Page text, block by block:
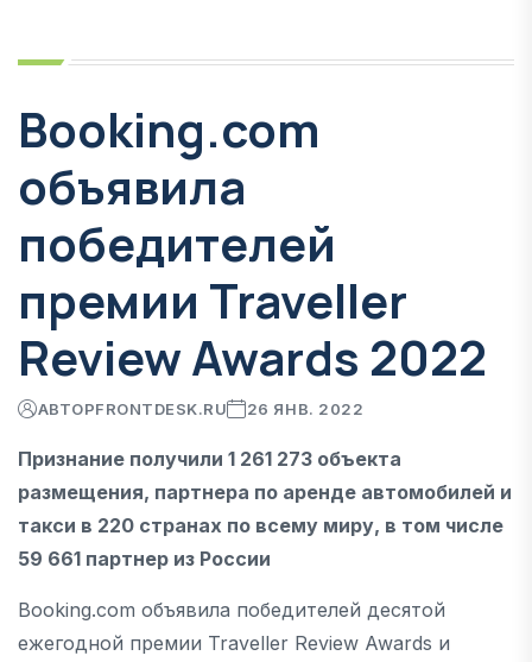
Booking.com
объявила
победителей
премии Traveller
Review Awards 2022
АВТОРFRONTDESK.RU 26 ЯНВ. 2022
Признание получили 1 261 273 объекта
размещения, партнера по аренде автомобилей и
такси в 220 странах по всему миру, в том числе
59 661 партнер из России
Booking.com объявила победителей десятой
ежегодной премии Traveller Review Awards и